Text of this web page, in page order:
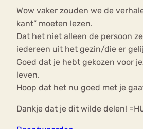
Wow vaker zouden we de
kant” moeten lezen.
Dat het niet alleen de persoon
iedereen uit het gezin/die er
Goed dat je hebt gekozen voor
leven.
Hoop dat het nu goed met je
Dankje dat je dit wilde delen!